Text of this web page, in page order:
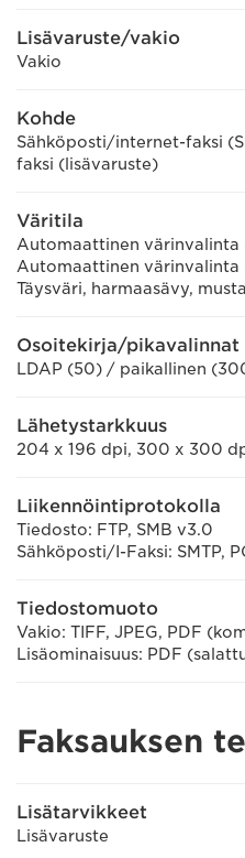
Lisävaruste/vakio
Vakio
Kohde
Sähköposti/internet-faksi
faksi (lisävaruste)
Väritila
Automaattinen värinvalinta
Automaattinen värinvalinta
Täysväri, harmaasävy,
Osoitekirja/pikavalinnat
LDAP (50) / paikallinen
Lähetystarkkuus
204 x 196 dpi, 300 x 300
Liikennöintiprotokolla
Tiedosto: FTP, SMB v3.0
Sähköposti/I-Faksi: SMTP,
Tiedostomuoto
Vakio: TIFF, JPEG, PDF
Lisäominaisuus: PDF
Faksauksen
Lisätarvikkeet
Lisävaruste